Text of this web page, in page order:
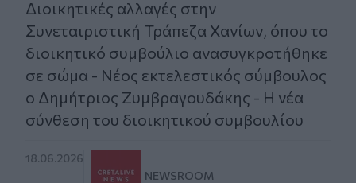
Διοικητικές αλλαγές στην
Συνεταιριστική Τράπεζα Χανίων, όπου το
διοικητικό συμβούλιο ανασυγκροτήθηκε
σε σώμα - Νέος εκτελεστικός σύμβουλος
ο Δημήτριος Ζυμβραγουδάκης - Η νέα
σύνθεση του διοικητικού συμβουλίου
18.06.2026
NEWSROOM